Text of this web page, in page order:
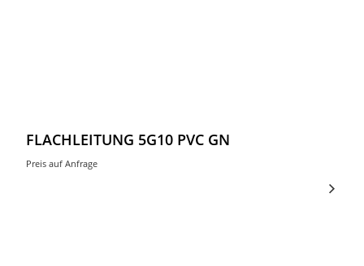
FLACHLEITUNG 5G10 PVC GN
Preis auf Anfrage